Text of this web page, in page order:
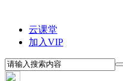
云课堂
加入VIP